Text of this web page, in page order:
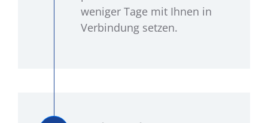
weniger Tage mit Ihnen in
Verbindung setzen.